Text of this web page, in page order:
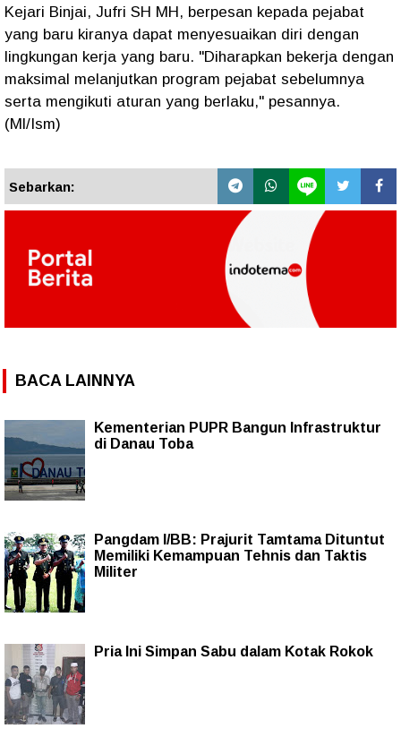
Kejari Binjai, Jufri SH MH, berpesan kepada pejabat
yang baru kiranya dapat menyesuaikan diri dengan
lingkungan kerja yang baru. "Diharapkan bekerja dengan
maksimal melanjutkan program pejabat sebelumnya
serta mengikuti aturan yang berlaku," pesannya.
(Ml/Ism)
Sebarkan:
BACA LAINNYA
Kementerian PUPR Bangun Infrastruktur
di Danau Toba
Pangdam I/BB: Prajurit Tamtama Dituntut
Memiliki Kemampuan Tehnis dan Taktis
Militer
Pria Ini Simpan Sabu dalam Kotak Rokok